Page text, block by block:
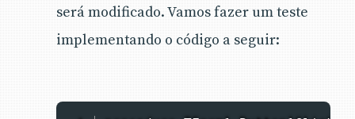
será modificado. Vamos fazer um teste
implementando o código a seguir: